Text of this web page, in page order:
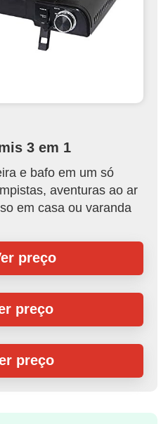
3 em 1
e bafo em um só
aventuras ao ar
em casa ou varanda
preço
preço
preço